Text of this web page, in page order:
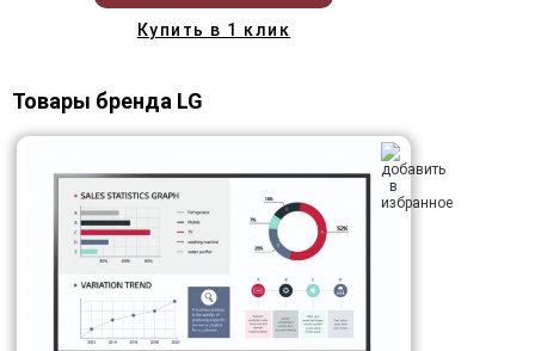
Купить в 1 клик
Товары бренда LG